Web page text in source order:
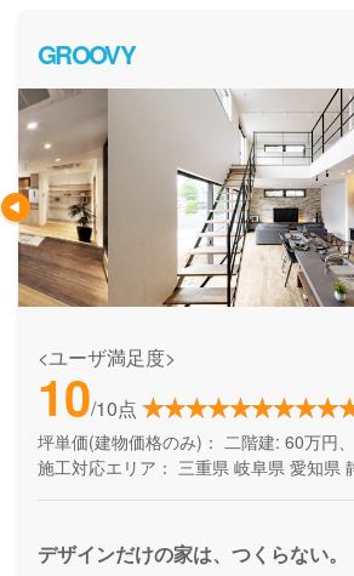
GROOVY
<ユーザ満足度>
10/10点
坪単価(建物価格のみ)： 二階建: 60万円
施工対応エリア： 三重県 岐阜県 愛知県
デザインだけの家は、つくらない。